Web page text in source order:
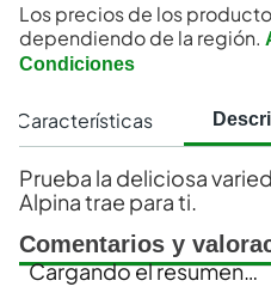
Los precios de los
dependiendo de la región.
Condiciones
Características
Prueba la deliciosa
Alpina trae para ti.
Comentarios y
Cargando el resumen…